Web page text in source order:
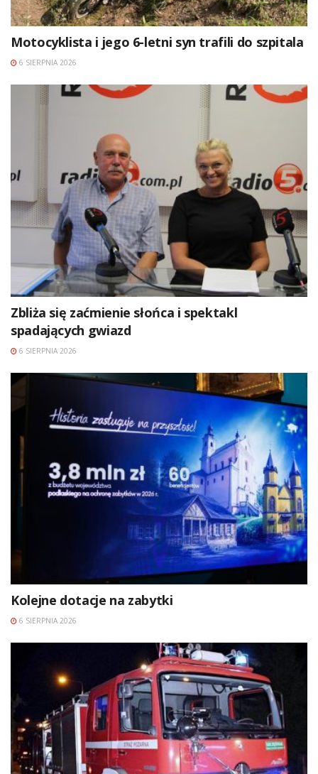
Motocyklista i jego 6-letni syn trafili do szpitala
6 SIERPNIA 2026
Zbliża się zaćmienie słońca i spektakl
spadających gwiazd
6 SIERPNIA 2026
Kolejne dotacje na zabytki
6 SIERPNIA 2026